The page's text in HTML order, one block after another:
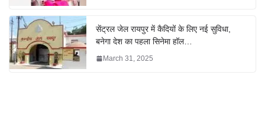
सेंट्रल जेल रायपुर में कैदियों के लिए नई सुविधा,
बनेगा देश का पहला सिनेमा हॉल…
March 31, 2025